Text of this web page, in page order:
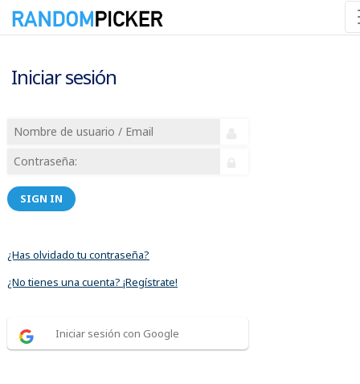
Iniciar sesión
SIGN IN
¿Has olvidado tu contraseña?
¿No tienes una cuenta? ¡Regístrate!
Iniciar sesión con Google